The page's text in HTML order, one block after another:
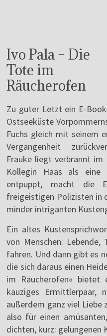
Ivo Pala – Die
Tote im
Räucherofen
Zu guter Letzt ein E-
Ostseeküste
Fuchs gleich mit seinem
Vergangenheit
Frauke liegt verbrannt im
Kollegin Haas als eine
entpuppt, macht die
freigeistigen Polizisten in
minder intriganten
Ein altes
von Menschen:
fahren. Und dann gibt es
die sich daraus einen
im Räucherofen« bietet
kauziges Ermittlerpaar,
außerdem ganz viel Liebe
also für einen
dichten, kurz: gelungenen